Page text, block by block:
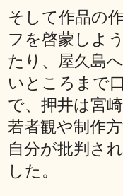
そして作品の
フを啓蒙しよ
たり、屋久島
いところまで
で、押井は宮
若者観や制作
自分が批判さ
した。